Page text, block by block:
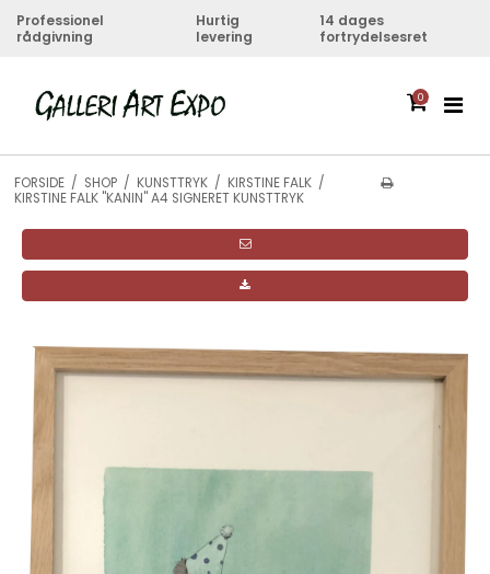
Professionel
rådgivning
Hurtig
levering
14 dages
fortrydelsesret
0
FORSIDE / SHOP / KUNSTTRYK / KIRSTINE FALK /
KIRSTINE FALK "KANIN" A4 SIGNERET KUNSTTRYK